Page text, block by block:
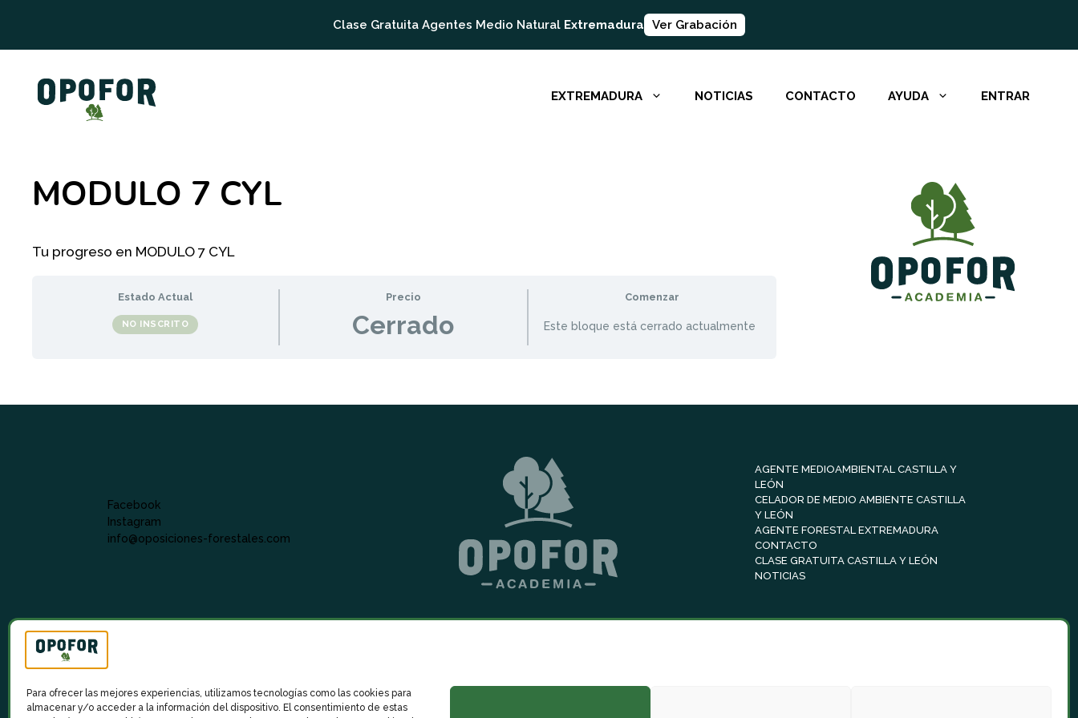
Para ofrecer las mejores experiencias, utilizamos tecnologías como las cookies para
almacenar y/o acceder a la información del dispositivo. El consentimiento de estas
contenido
Clase Gratuita Agentes Medio Natural Extremadura Ver Grabación
EXTREMADURA NOTICIAS CONTACTO AYUDA ENTRAR
MODULO 7 CYL
Tu progreso en MODULO 7 CYL
Estado Actual
NO INSCRITO
Precio
Cerrado
Comenzar
Este bloque está cerrado actualmente
Facebook
Instagram
info@oposiciones-forestales.com
AGENTE MEDIOAMBIENTAL CASTILLA Y
LEÓN
CELADOR DE MEDIO AMBIENTE CASTILLA
Y LEÓN
AGENTE FORESTAL EXTREMADURA
CONTACTO
CLASE GRATUITA CASTILLA Y LEÓN
NOTICIAS
ACADEMIA FORESTALES Y AMBIENTALES